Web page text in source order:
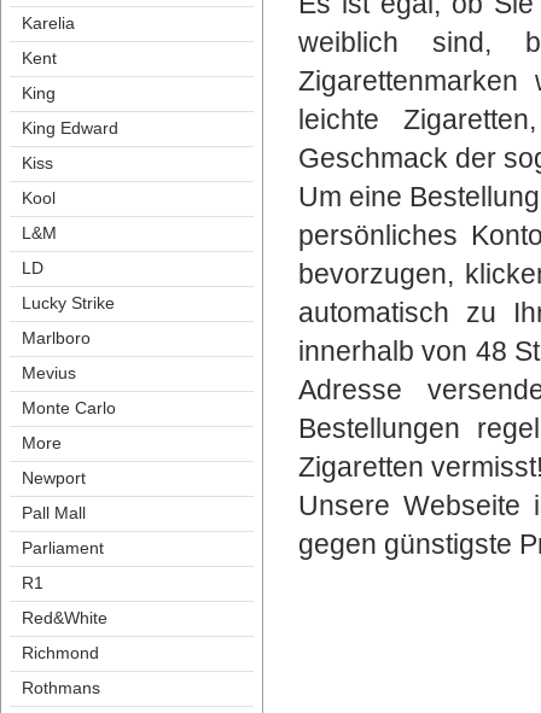
Karelia
Kent
King
King Edward
Ki
Kool
L&M
LD
Lucky Strike
Marlboro
Meviu
Monte Carlo
More
Newport
Pall Mall
Parliament
R1
Red&White
Richmond
Rothman
weiblich sind,
leichte
Geschmack der
Um eine
persönliches
bevorzugen,
automatisch zu
innerhalb von 48
Adresse
Bestellungen
Zigaretten
Unsere Webseite
gegen günstigste